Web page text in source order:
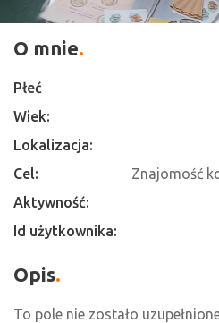
O mnie
Płeć
Wiek:
Lokalizacja:
Cel:
Znajomość
Aktywność:
Id użytkownika:
Opis
To pole nie zostało